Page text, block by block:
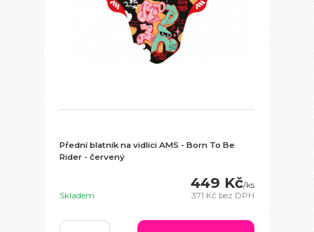
Přední blatník na vidlici AMS - Born To Be
Rider - červený
449 Kč/ks
371 Kč bez DPH
Skladem